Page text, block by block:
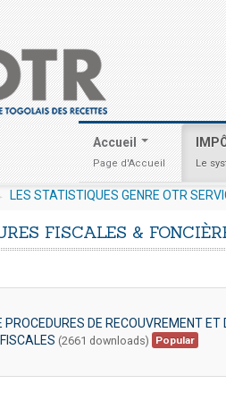
Accueil
Page d'Accueil Le
EXPERT /CONSULTANT
LES STATISTIQUES GENRE OTR
FISCALES &
PROCEDURES DE RECOUVREMENT
(2661 downloads) Popular